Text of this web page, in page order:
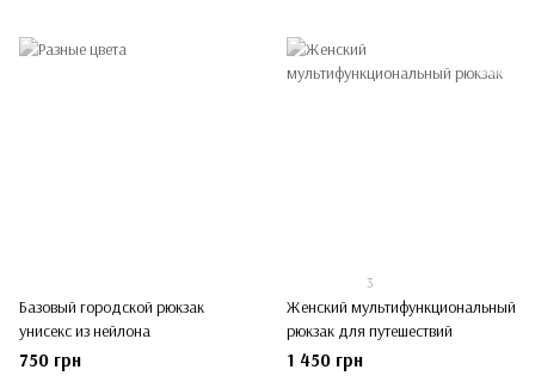
Базовый городской рюкзак
унисекс из нейлона
750 грн
3
Женский мультифункциональный
рюкзак для путешествий
1 450 грн